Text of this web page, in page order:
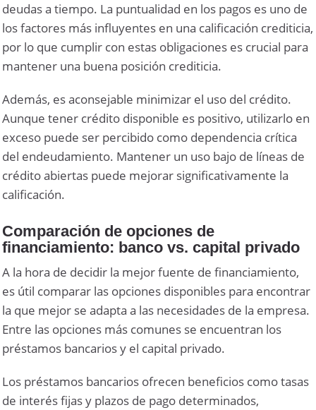
deudas a tiempo. La puntualidad en los pagos es uno de
los factores más influyentes en una calificación crediticia,
por lo que cumplir con estas obligaciones es crucial para
mantener una buena posición crediticia.
Además, es aconsejable minimizar el uso del crédito.
Aunque tener crédito disponible es positivo, utilizarlo en
exceso puede ser percibido como dependencia crítica
del endeudamiento. Mantener un uso bajo de líneas de
crédito abiertas puede mejorar significativamente la
calificación.
Comparación de opciones de
financiamiento: banco vs. capital privado
A la hora de decidir la mejor fuente de financiamiento,
es útil comparar las opciones disponibles para encontrar
la que mejor se adapta a las necesidades de la empresa.
Entre las opciones más comunes se encuentran los
préstamos bancarios y el capital privado.
Los préstamos bancarios ofrecen beneficios como tasas
de interés fijas y plazos de pago determinados,